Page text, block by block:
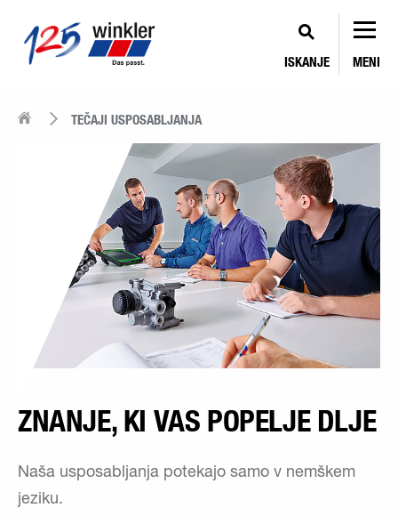
ISKANJE MENI
TEČAJI USPOSABLJANJA
ZNANJE, KI VAS POPELJE DLJE
Naša usposabljanja potekajo samo v nemškem
jeziku.